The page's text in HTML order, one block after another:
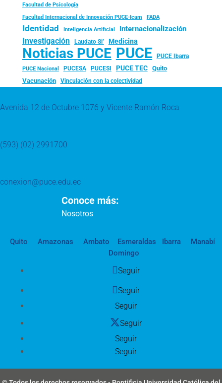
Facultad de Psicología
Facultad Internacional de Innovación PUCE-Icam FADA
Identidad Inteligencia Artificial Internacionalización
Investigación Laudato Si’ Medicina
Noticias PUCE PUCE PUCE Ibarra
PUCE Nacional PUCESA PUCESI PUCE TEC
Quito
Vacunación
Vinculación con la colectividad
Avenida 12 de Octubre 1076 y Vicente Ramón Roca
(593) (02) 2991700
conexion@puce.edu.ec
Conoce más:
Nosotros
Quito Amazonas Ambato Esmeraldas Ibarra
Manabí
Domingo
Seguir
Seguir
Seguir
Seguir
Seguir
Seguir